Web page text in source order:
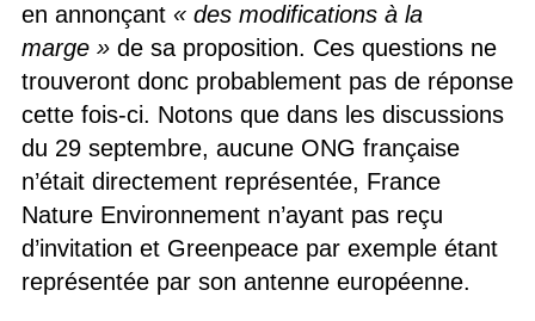
en annonçant « des modifications à la
marge »de sa proposition. Ces questions ne
trouveront donc probablement pas de réponse
cette fois-ci. Notons que dans les discussions
du 29 septembre, aucune ONG française
n’était directement représentée, France
Nature Environnement n’ayant pas reçu
d’invitation et Greenpeace par exemple étant
représentée par son antenne européenne.